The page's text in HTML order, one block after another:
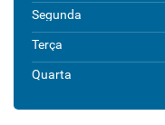
Segunda
Terça
Quarta